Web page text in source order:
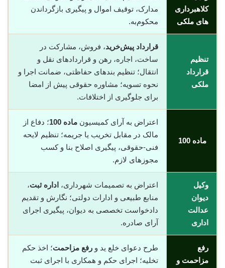
کلاهبرداری
های ملکی
مدارک، توقیف اموال و پیگیری بازگرداندن
محکوم‌به.
تنظیم
قرارداد
ملکی
قرارداد پیش‌خرید، فروش، مشارکت در
ساخت، اجاره، رهن و قراردادهای نقل و
انتقال؛ تنظیم بندهای حفاظتی، ضمانت اجرا و
نحوه تسویه؛ مشاوره حقوقی پیش از امضا
برای جلوگیری از اختلافات.
ماده 100
اعتراض به آرای کمیسیون ماده 100
؛ دفاع از
مالک در مقابل تخریب یا جریمه؛ تنظیم لایحه
فنی-حقوقی، پیگیری اصلاح بنا و کسب
مجوزهای لازم.
وکیل
دیوان
عدالت
اداری
اعتراض به تصمیمات شهرداری، اداره ثبت،
منابع طبیعی و ادارات دولتی؛ نگارش و تقدیم
دادخواست تخصصی به دیوان، پیگیری اجرای
آرای صادره.
رفع
مزاحمت و
طرح دعوای خلع ید و رفع مزاحمت؛ اخذ حکم
تخلیه؛ اجرای حکم و همکاری با اجرای ثبت